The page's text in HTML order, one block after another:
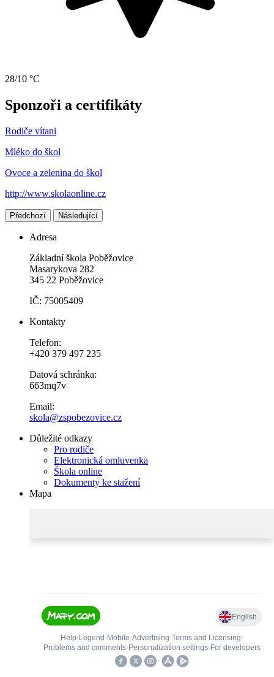
28/10 °C
Sponzoři a certifikáty
Rodiče vítani
Mléko do škol
Ovoce a zelenina do škol
http://www.skolaonline.cz
Předchozí Následující
Adresa
Základní škola Poběžovice
Masarykova 282
345 22 Poběžovice
IČ: 75005409
Kontakty
Telefon:
+420 379 497 235
Datová schránka:
663mq7v
Email:
skola@zspobezovice.cz
Důležité odkazy
Pro rodiče
Elektronická omluvenka
Škola online
Dokumenty ke stažení
Mapa